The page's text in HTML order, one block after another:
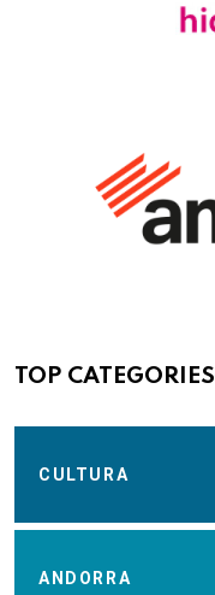
TOP CATEGORIES
CULTURA
ANDORRA